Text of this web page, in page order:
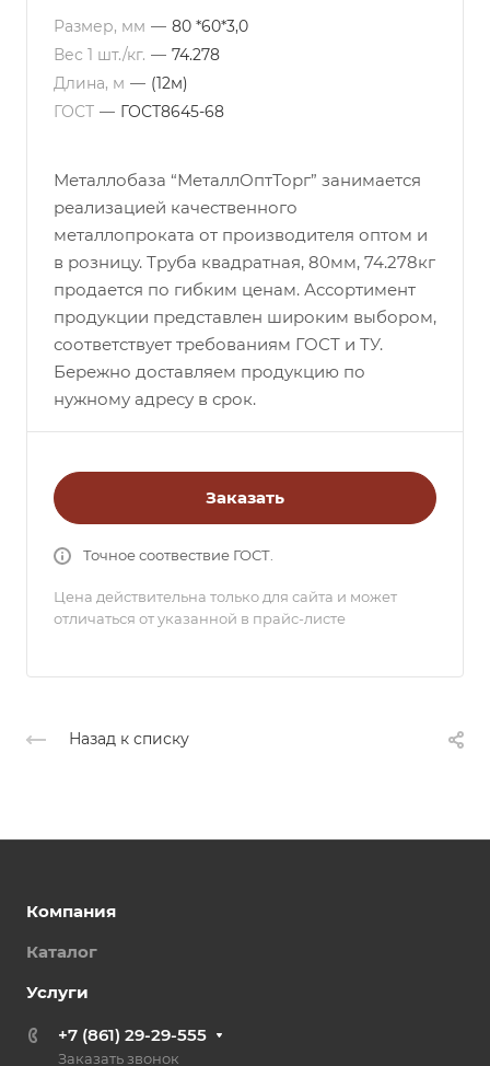
Размер, мм — 80 *60*3,0
Вес 1 шт./кг. — 74.278
Длина, м — (12м)
ГОСТ — ГОСТ8645-68
Металлобаза “МеталлОптТорг” занимается
реализацией качественного
металлопроката от производителя оптом и
в розницу. Труба квадратная, 80мм, 74.278кг
продается по гибким ценам. Ассортимент
продукции представлен широким выбором,
соответствует требованиям ГОСТ и ТУ.
Бережно доставляем продукцию по
нужному адресу в срок.
Заказать
Точное соотвествие ГОСТ.
Цена действительна только для сайта и может
отличаться от указанной в прайс-листе
Назад к списку
Компания
Каталог
Услуги
+7 (861) 29-29-555
Заказать звонок